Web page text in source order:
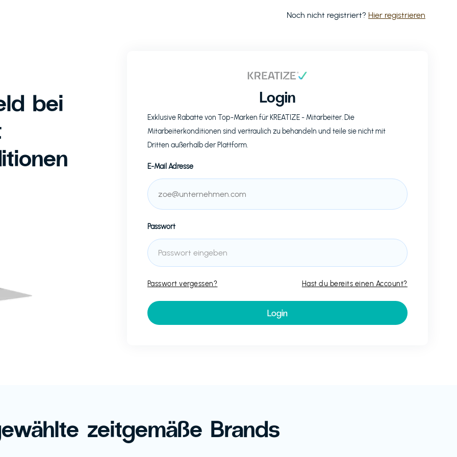
Noch nicht registriert? Hier registrieren
bei
Login
Exklusive Rabatte von Top-Marken für KREATIZE- Mitarbeiter. Die
Mitarbeiterkonditionen sind vertraulich zu behandeln und teile sie nicht mit
Dritten außerhalb der Plattform.
E-Mail Adresse
Passwort
Passwort vergessen? Hast du bereits einen Account?
zeitgemäße Brands